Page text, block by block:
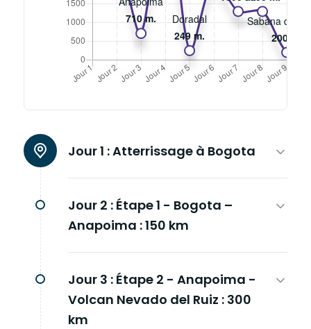
Jour 1 :Atterrissage à Bogota
Jour 2 : Étape 1 - Bogota –
Anapoima : 150 km
Jour 3 : Étape 2 - Anapoima -
Volcan Nevado del Ruiz : 300
km